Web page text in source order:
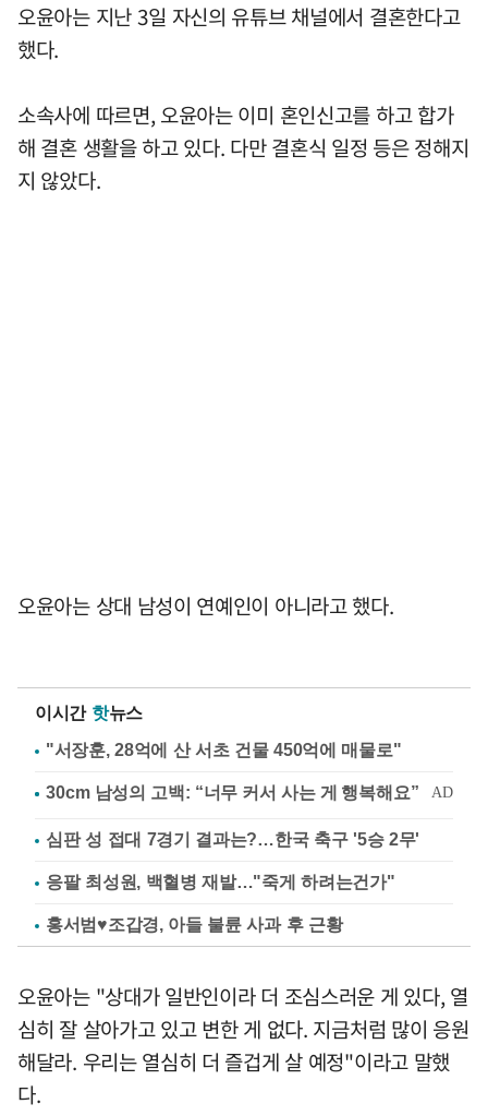
오윤아는 지난 3일 자신의 유튜브 채널에서 결혼한다고
했다.
소속사에 따르면, 오윤아는 이미 혼인신고를 하고 합가
해 결혼 생활을 하고 있다. 다만 결혼식 일정 등은 정해지
지 않았다.
오윤아는 상대 남성이 연예인이 아니라고 했다.
이시간 핫뉴스
"서장훈, 28억에 산 서초 건물 450억에 매물로"
심판 성 접대 7경기 결과는?…한국 축구 '5승 2무'
응팔 최성원, 백혈병 재발…"죽게 하려는건가"
홍서범♥조갑경, 아들 불륜 사과 후 근황
오윤아는 "상대가 일반인이라 더 조심스러운 게 있다, 열
심히 잘 살아가고 있고 변한 게 없다. 지금처럼 많이 응원
해달라. 우리는 열심히 더 즐겁게 살 예정"이라고 말했
다.